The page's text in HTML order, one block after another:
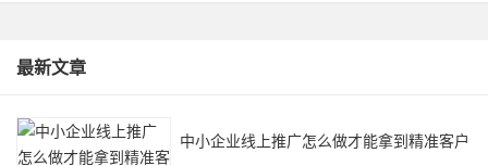
最新文章
中小企业线上推广怎么做才能拿到精准客户